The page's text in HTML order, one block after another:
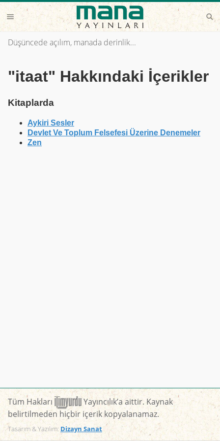
Düşüncede açılım, manada derinlik...
"itaat" Hakkındaki İçerikler
Kitaplarda
Aykiri Sesler
Devlet Ve Toplum Felsefesi Üzerine Denemeler
Zen
Tüm Hakları
Yayıncılık’a aittir. Kaynak
belirtilmeden hiçbir içerik kopyalanamaz.
Tasarım & Yazılım: Dizayn Sanat